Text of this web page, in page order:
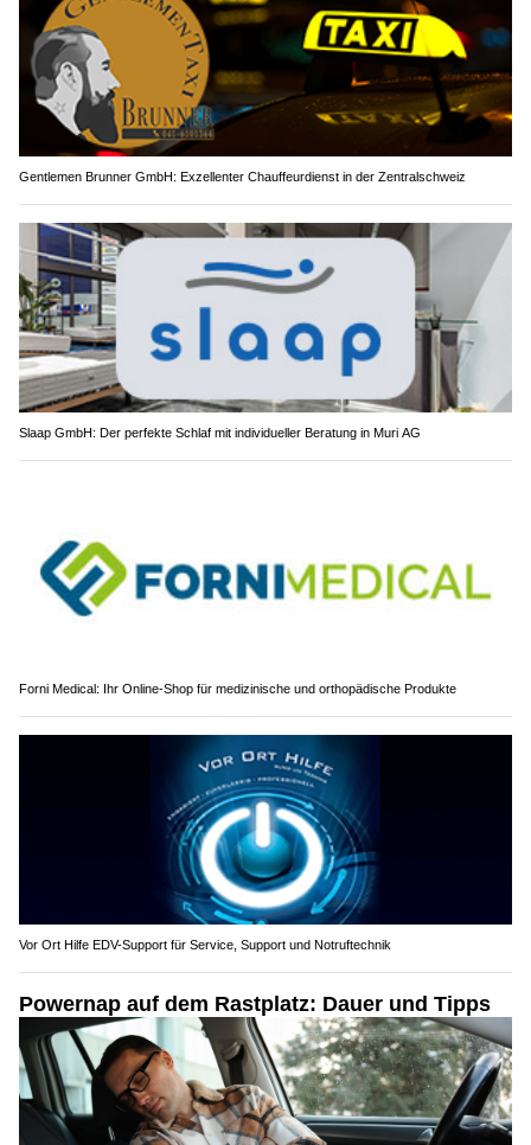
Gentlemen Brunner GmbH: Exzellenter Chauffeurdienst in der Zentralschweiz
Slaap GmbH: Der perfekte Schlaf mit individueller Beratung in Muri AG
Forni Medical: Ihr Online-Shop für medizinische und orthopädische Produkte
Vor Ort Hilfe EDV-Support für Service, Support und Notruftechnik
Powernap auf dem Rastplatz: Dauer und Tipps